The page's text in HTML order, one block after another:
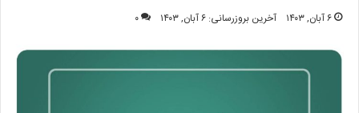
۶ آبان, ۱۴۰۳ آخرین بروزرسانی: ۶ آبان, ۱۴۰۳ ۰